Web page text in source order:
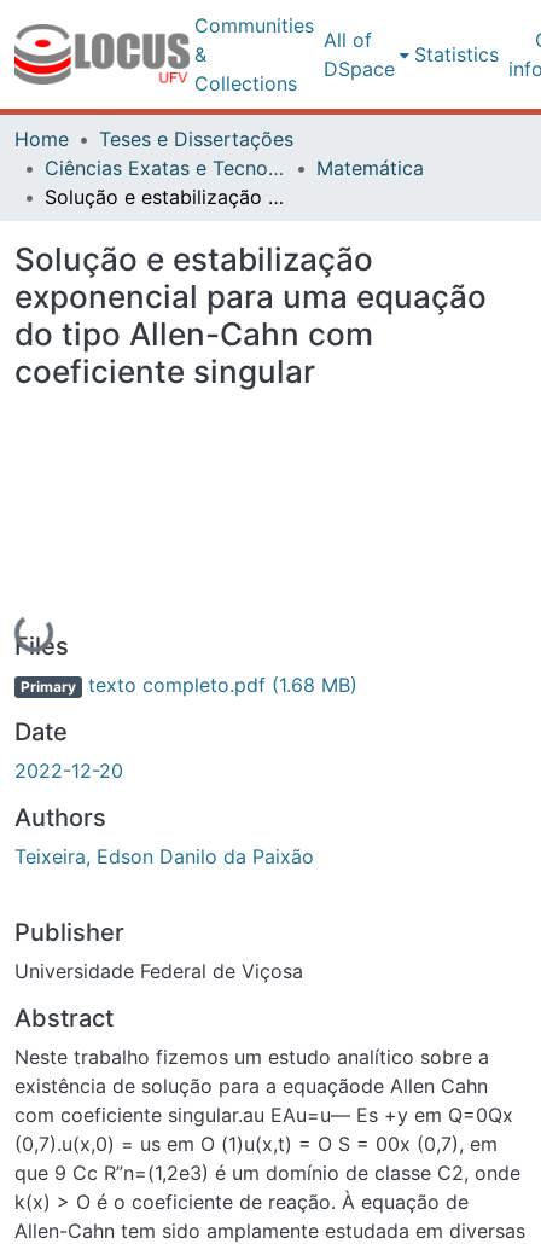
Communities
&
Collections
All of
DSpace
Statistics
Home
Teses e Dissertações
Ciências Exatas e Tecnológicas
Matemática
Solução e estabilização exponencial para uma equação do tipo Allen-Cahn com coeficiente singular
Solução e estabilização
exponencial para uma equação
do tipo Allen-Cahn com
coeficiente singular
Loading...
Files
Primary texto completo.pdf (1.68 MB)
Date
2022-12-20
Authors
Teixeira, Edson Danilo da Paixão
Publisher
Universidade Federal de Viçosa
Abstract
Neste trabalho fizemos um estudo analítico sobre a
existência de solução para a equaçãode Allen Cahn
com coeficiente singular.au EAu=u— Es +y em Q=0Qx
(0,7).u(x,0) = us em O (1)u(x,t) = O S = 00x (0,7), em
que 9 Cc R”n=(1,2e3) é um domínio de classe C2, onde
k(x) > O é o coeficiente de reação. À equação de
Allen-Cahn tem sido amplamente estudada em diversas